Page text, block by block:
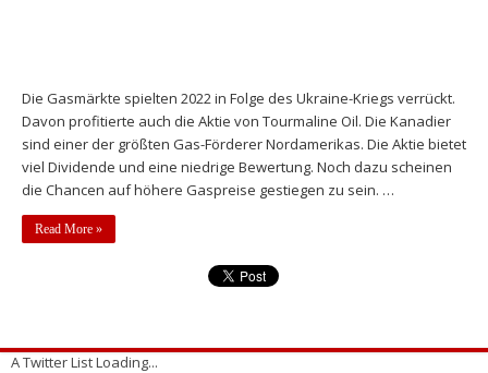
Die Gasmärkte spielten 2022 in Folge des Ukraine-Kriegs verrückt.
Davon profitierte auch die Aktie von Tourmaline Oil. Die Kanadier
sind einer der größten Gas-Förderer Nordamerikas. Die Aktie bietet
viel Dividende und eine niedrige Bewertung. Noch dazu scheinen
die Chancen auf höhere Gaspreise gestiegen zu sein. …
Read More »
A Twitter List Loading...